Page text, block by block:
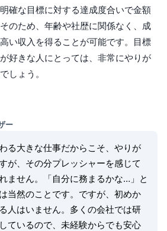
確な目標に対する達成度合いで金額
のため、年齢や社歴に関係なく、成
い収入を得ることが可能です。目標
好きな人にとっては、非常にやりが
しょう。
ー
る大きな仕事だからこそ、やりが
が、その分プレッシャーを感じて
ません。「自分に務まるかな…」と
当然のことです。ですが、初めか
人はいません。多くの会社では研
ているので、未経験からでも安心